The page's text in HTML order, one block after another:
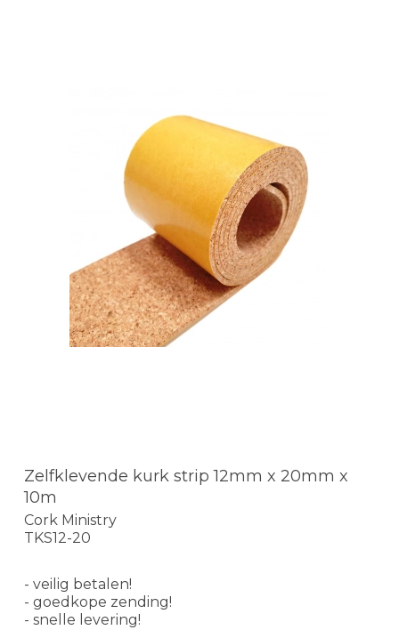
Zelfklevende kurk strip 12mm x 20mm x
10m
Cork Ministry
TKS12-20
- veilig betalen!
- goedkope zending!
- snelle levering!